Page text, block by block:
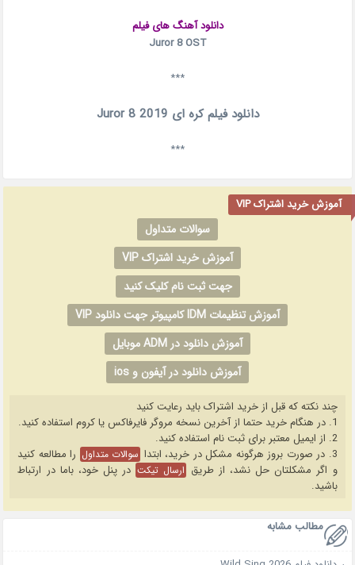
دانلود آهنگ های فیلم
Juror 8 OST
***
دانلود فیلم کره ای Juror 8 2019
***
آموزش خرید اشتراک VIP
سوالات متداول
آموزش خرید اشتراک VIP
جهت ثبت نام کلیک کنید
آموزش تنظیمات IDM کامپیوتر جهت دانلود VIP
آموزش دانلود در ADM موبایل
آموزش دانلود در آیفون و ios
چند نکته که قبل از خرید اشتراک باید رعایت کنید
1. در هنگام خرید حتما از آخرین نسخه مروگر فایرفاکس یا کروم استفاده کنید.
2. از ایمیل معتبر برای ثبت نام استفاده کنید.
3. در صورت بروز هرگونه مشکل در خرید، ابتدا
سوالات متداول را مطالعه کنید
و اگر مشکلتان حل نشد، از طریق ارسال تیکت در پنل خود، باما در ارتباط
باشید.
مطالب مشابه